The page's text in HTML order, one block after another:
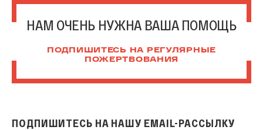
НАМ ОЧЕНЬ НУЖНА ВАША ПОМОЩЬ
ПОДПИШИТЕСЬ НА РЕГУЛЯРНЫЕ
ПОЖЕРТВОВАНИЯ
ПОДПИШИТЕСЬ НА НАШУ EMAIL-РАССЫЛКУ